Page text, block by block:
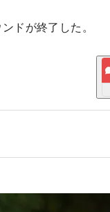
ドが終了した。